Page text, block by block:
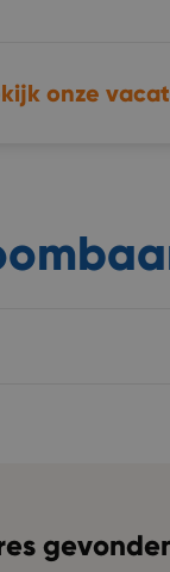
onze